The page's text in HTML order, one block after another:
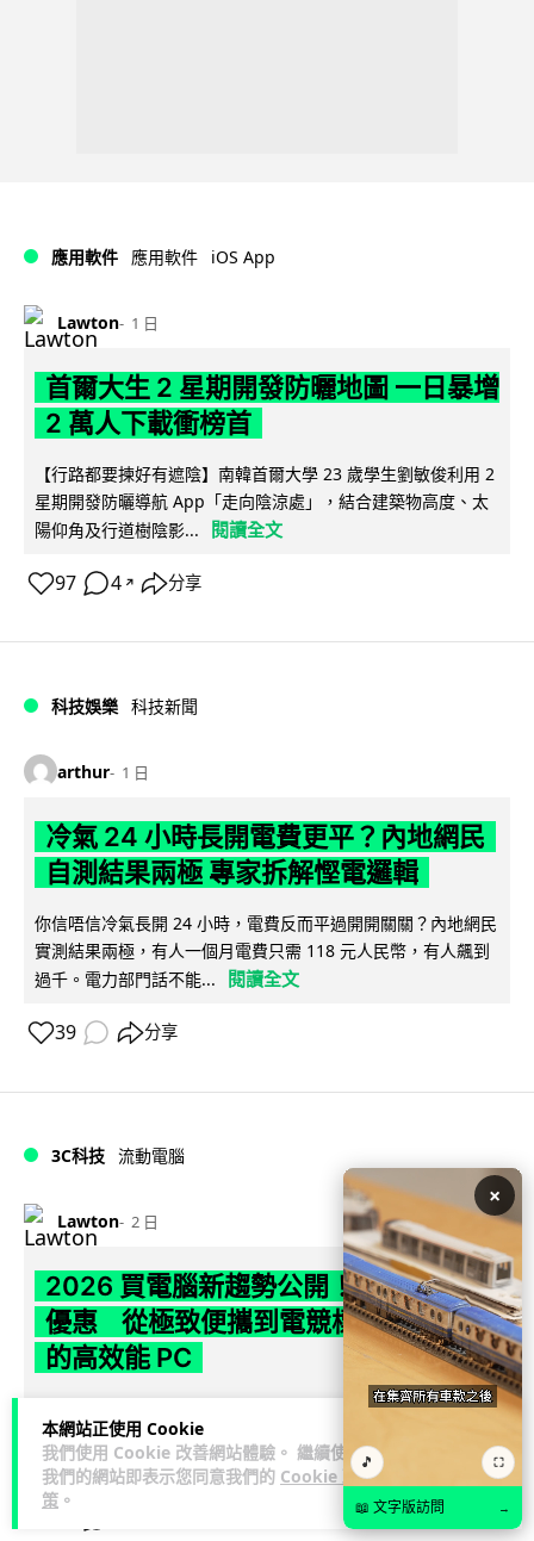
本網站正使用 Cookie
我們使用 Cookie 改善網站體驗。 繼續使用
我們的網站即表示您同意我們的 Cookie 政
策 。
應用軟件 應用軟件 iOS App
Lawton 1 日
首爾大生 2 星期開發防曬地圖 一日暴增
2 萬人下載衝榜首
【行路都要揀好有遮陰】南韓首爾大學 23 歲學生劉敏俊利用 2
星期開發防曬導航 App「走向陰涼處」，結合建築物高度、太
陽仰角及行道樹陰影...
閱讀全文
97 4 ↗ 分享
科技娛樂 科技新聞
arthur 1 日
冷氣 24 小時長開電費更平？內地網民
自測結果兩極 專家拆解慳電邏輯
你信唔信冷氣長開 24 小時，電費反而平過開開關關？內地網民
實測結果兩極，有人一個月電費只需 118 元人民幣，有人飆到
過千。電力部門話不能...
閱讀全文
39 分享
3C科技 流動電腦
Lawton 2 日
2026 買電腦新趨勢公開！ 如何享最多
優惠 從極致便攜到電競標竿 揀選啱你
的高效能 PC
2026 年的電腦選購基準已經全面升級。除了基本效能，「極致
輕量化」、「機身美學」、「AI算力」、「前瞻技術加持」以
及「品質與售後服務」 已... 閱讀全文
×
🎵 ⛶
📖 文字版訪問 →